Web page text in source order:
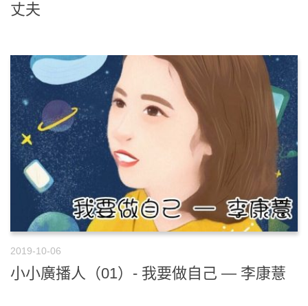
丈夫
2019-10-06
小小廣播人（01）- 我要做自己 — 李康薏